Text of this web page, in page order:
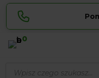
Sylwia
0
produktów